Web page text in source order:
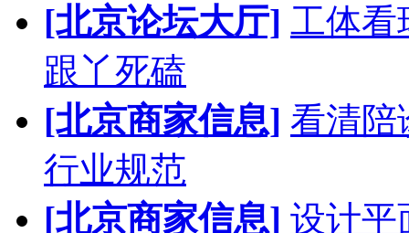
[北京论坛大厅] 工体看
跟丫死磕
[北京商家信息] 看清陪
行业规范
[北京商家信息] 设计平